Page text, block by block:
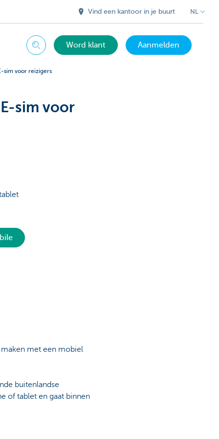
Vind een kantoor in je buurt NL
Zoeken Word klant Aanmelden
sim voor reizigers
sim voor
met een mobiel
buitenlandse
of tablet en gaat binnen